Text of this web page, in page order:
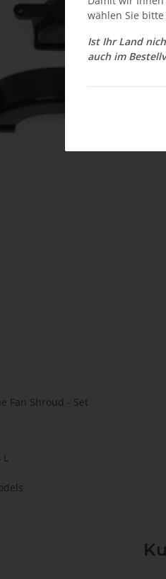
Fan Shroud - Set
L
wählen Sie
Ist Ihr Land
auch im